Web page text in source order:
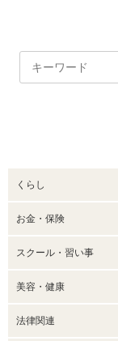
くらし
お金・保険
スクール・習い事
美容・健康
法律関連